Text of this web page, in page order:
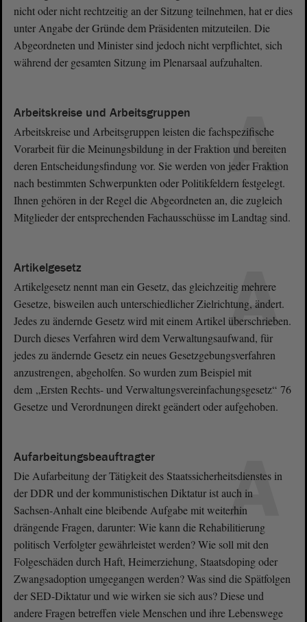
nicht oder nicht rechtzeitig an der Sitzung teilnehmen, hat er dies
unter Angabe der Gründe dem Präsidenten mitzuteilen. Die
Abgeordneten und Minister sind jedoch nicht verpflichtet, sich
während der gesamten Sitzung im Plenarsaal aufzuhalten.
A
Arbeitskreise und Arbeitsgruppen
Arbeitskreise und Arbeitsgruppen leisten die fachspezifische
Vorarbeit für die Meinungsbildung in der Fraktion und bereiten
deren Entscheidungsfindung vor. Sie werden von jeder Fraktion
nach bestimmten Schwerpunkten oder Politikfeldern festgelegt.
Ihnen gehören in der Regel die Abgeordneten an, die zugleich
Mitglieder der entsprechenden Fachausschüsse im Landtag sind.
A
Artikelgesetz
Artikelgesetz nennt man ein Gesetz, das gleichzeitig mehrere
Gesetze, bisweilen auch unterschiedlicher Zielrichtung, ändert.
Jedes zu ändernde Gesetz wird mit einem Artikel überschrieben.
Durch dieses Verfahren wird dem Verwaltungsaufwand, für
jedes zu ändernde Gesetz ein neues Gesetzgebungsverfahren
anzustrengen, abgeholfen. So wurden zum Beispiel mit
dem „Ersten Rechts- und Verwaltungsvereinfachungsgesetz“ 76
Gesetze und Verordnungen direkt geändert oder aufgehoben.
A
Aufarbeitungsbeauftragter
Die Aufarbeitung der Tätigkeit des Staatssicherheitsdienstes in
der DDR und der kommunistischen Diktatur ist auch in
Sachsen-Anhalt eine bleibende Aufgabe mit weiterhin
drängende Fragen, darunter: Wie kann die Rehabilitierung
politisch Verfolgter gewährleistet werden? Wie soll mit den
Folgeschäden durch Haft, Heimerziehung, Staatsdoping oder
Zwangsadoption umgegangen werden? Was sind die Spätfolgen
der SED-Diktatur und wie wirken sie sich aus? Diese und
andere Fragen betreffen viele Menschen und ihre Lebenswege